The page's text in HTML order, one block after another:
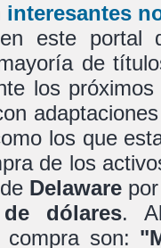
interesantes
este portal
de
los
los que
de los
Delawarepor
dólares.
son: